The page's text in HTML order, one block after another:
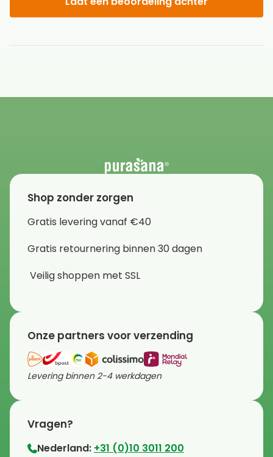
Shop zonder zorgen
Gratis levering vanaf €40
Gratis retournering binnen 30 dagen
Veilig shoppen met SSL
Onze partners voor verzending
Levering binnen 2-4 werkdagen
Vragen?
Nederland: +31 (0)10 3011 200